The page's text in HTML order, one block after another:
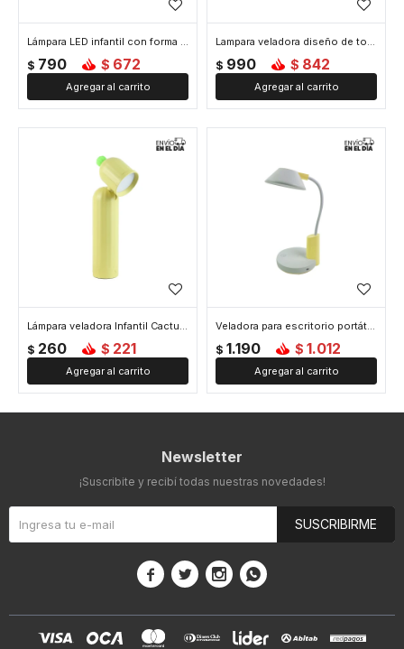
Lámpara LED infantil con forma de gatito de silicona - Amarillo
$ 790 $ 672
Lampara veladora diseño de tostadora - Amarillo
$ 990 $ 842
Lámpara veladora Infantil Cactus Usb - Amarillo
$ 260 $ 221
Veladora para escritorio portátil - Amarillo
$ 1.190 $ 1.012
Newsletter
¡Suscribite y recibí todas nuestras novedades!
SUSCRIBIRME
   